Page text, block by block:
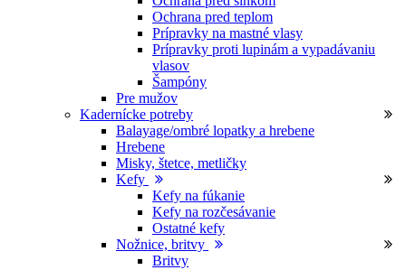
Ochrana pred teplom
Prípravky na mastné vlasy
Prípravky proti lupinám a vypadávaniu
vlasov
Šampóny
Pre mužov
Kadernícke potreby
Balayage/ombré lopatky a hrebene
Hrebene
Misky, štetce, metličky
Kefy
Kefy na fúkanie
Kefy na rozčesávanie
Ostatné kefy
Nožnice, britvy
Britvy